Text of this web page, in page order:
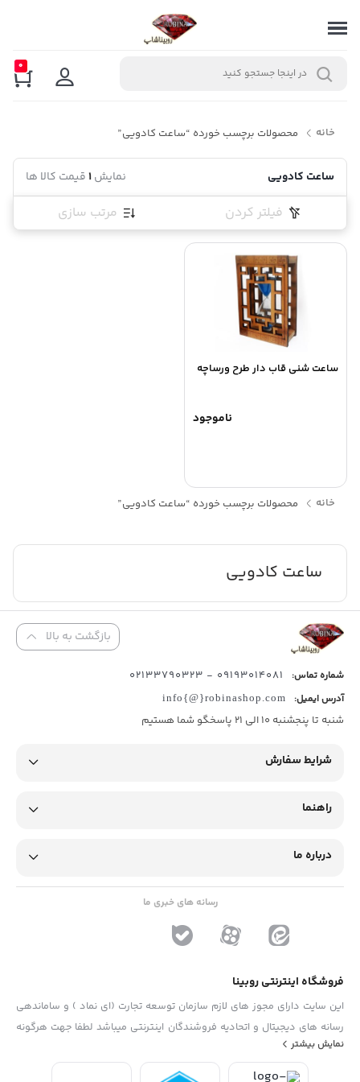
0
خانه محصولات برچسب خورده “ساعت کادویی”
ساعت کادویی نمایش1قیمت کالا ها
فیلتر کردن مرتب سازی
ساعت شنی قاب دار طرح ورساچه
ناموجود
خانه محصولات برچسب خورده “ساعت کادویی”
ساعت کادویی
بازگشت به بالا
شماره تماس: 09193014081 - 02133790323
آدرس ایمیل: info{@}robinashop.com
شنبه تا پنجشنبه 10 الی 21 پاسخگو شما هستیم
شرایط سفارش
راهنما
درباره ما
رسانه های خبری ما
فروشگاه اینترنتی روبینا
این سایت دارای مجوز های لازم سازمان توسعه تجارت (ای نماد ) و ساماندهی
رسانه های دیجیتال و اتحادیه فروشندگان اینترنتی میباشد لطفا جهت هرگونه
پیشنهاد ، انتفاد و یا شکایات از فرم "تماس با ما" استفاده نمایید . تلفن های
نمایش بیشتر